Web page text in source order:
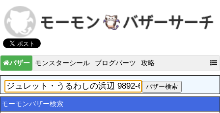
バザー モンスターシール ブログパーツ 攻略
モーモンバザー検索